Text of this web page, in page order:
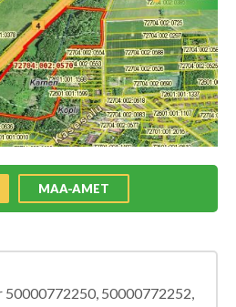
MAA-AMET
50000772250, 50000772252,